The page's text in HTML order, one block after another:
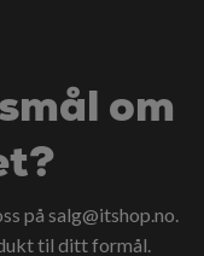
om
på salg@itshop.no.
til ditt formål.